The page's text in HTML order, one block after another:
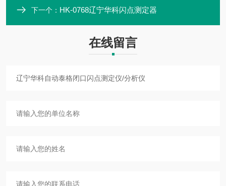
下一个： HK-0768辽宁华科闪点测定器
在线留言